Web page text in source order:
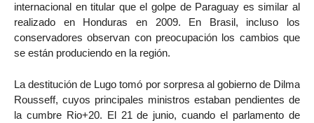
internacional en titular que el golpe de Paraguay es similar al
realizado en Honduras en 2009. En Brasil, incluso los
conservadores observan con preocupación los cambios que
se están produciendo en la región.
La destitución de Lugo tomó por sorpresa al gobierno de Dilma
Rousseff, cuyos principales ministros estaban pendientes de
la cumbre Rio+20. El 21 de junio, cuando el parlamento de